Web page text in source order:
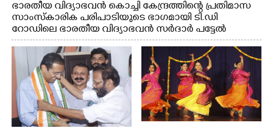
ഭാരതീയ വിദ്യാഭവൻ കൊച്ചി കേന്ദ്രത്തിന്റെ പ്രതിമാസ
സാംസ്കാരിക പരിപാടിയുടെ ഭാഗമായി ടി.ഡി
റോഡിലെ ഭാരതീയ വിദ്യാഭവൻ സർദാർ പട്ടേൽ
സഭാഗൃഹത്തിൽ എം. അക്ഷതയുടെ നേതൃത്വത്തിൽ
അവതരിപ്പിച്ച ലയ നമൻ കഥക് നൃത്തത്തിൽ നിന്ന്